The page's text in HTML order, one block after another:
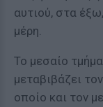
αυτιού, στα
μέρη.
Το μεσαίο τμήμα
μεταβιβάζει
οποίο και τον